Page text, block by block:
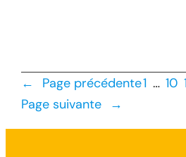
← Page précédente1 … 10
Page suivante
→